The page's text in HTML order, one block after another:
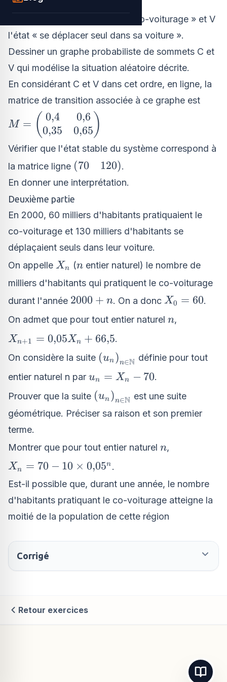
Première partie
On note C l'état « pratiquer le co-voiturage » et V
l'état « se déplacer seul dans sa voiture ».
Dessiner un graphe probabiliste de sommets C et
V qui modélise la situation aléatoire décrite.
En considérant C et V dans cet ordre, en ligne, la
matrice de transition associée à ce graphe est
M=\begin{pmatrix}
0{,}4 & 0{,}6 \\
0{,}35 & 0{,}65
\end{pmatrix}
M = ( 0,4
0,35
0,6
0,65 )
Vérifier que l'état stable du système correspond à
la matrice ligne \left(70
\quad
120\right)
(70 120).
En donner une interprétation.
Deuxième partie
En 2000, 60 milliers d'habitants pratiquaient le
co-voiturage et 130 milliers d'habitants se
déplaçaient seuls dans leur voiture.
On appelle X_{n}
Xn (n
nentier naturel) le nombre de
milliers d'habitants qui pratiquent le co-voiturage
durant l'année 2000+n
2000 + n. On a donc X_{0}=60
X0 = 60.
On admet que pour tout entier naturel n
n,
X_{n+1}=0{,}05X_{n}+66{,}5
Xn+1 = 0,05Xn + 66,5.
On considère la suite \left(u_{n}\right)_{n\in
\mathbb{N}}
(un )n∈N définie pour tout
entier naturel n par u_{n}=X_{n}
- 70
un = Xn − 70.
Prouver que la suite \left(u_{n}\right)_{n\in
\mathbb{N}}
(un )n∈N est une suite
géométrique. Préciser sa raison et son premier
terme.
Montrer que pour tout entier naturel n
n,
X_{n}=70
- 10 \times
0{,}05^{n}
Xn = 70 − 10 × 0,05n .
Est-il possible que, durant une année, le nombre
d'habitants pratiquant le co-voiturage atteigne la
moitié de la population de cette région
Corrigé
Retour exercices